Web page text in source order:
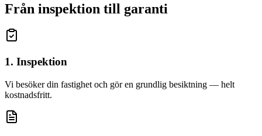
Från inspektion till garanti
1. Inspektion
Vi besöker din fastighet och gör en grundlig besiktning — helt
kostnadsfritt.